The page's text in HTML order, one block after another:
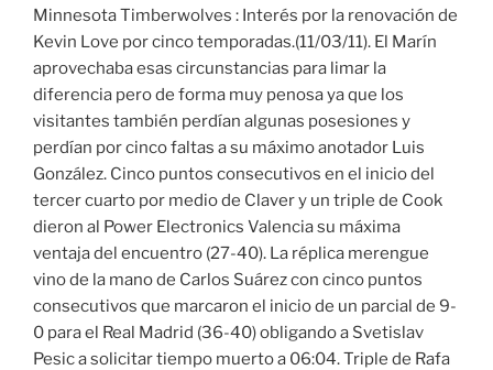
Minnesota Timberwolves : Interés por la renovación de
Kevin Love por cinco temporadas.(11/03/11). El Marín
aprovechaba esas circunstancias para limar la
diferencia pero de forma muy penosa ya que los
visitantes también perdían algunas posesiones y
perdían por cinco faltas a su máximo anotador Luis
González. Cinco puntos consecutivos en el inicio del
tercer cuarto por medio de Claver y un triple de Cook
dieron al Power Electronics Valencia su máxima
ventaja del encuentro (27-40). La réplica merengue
vino de la mano de Carlos Suárez con cinco puntos
consecutivos que marcaron el inicio de un parcial de 9-
0 para el Real Madrid (36-40) obligando a Svetislav
Pesic a solicitar tiempo muerto a 06:04. Triple de Rafa